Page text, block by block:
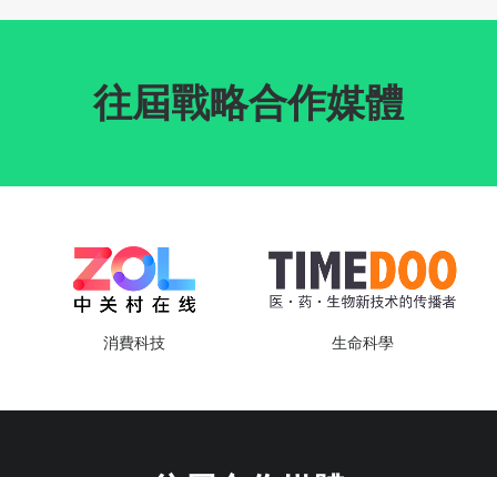
往屆戰略合作媒體
消費科技 生命科學